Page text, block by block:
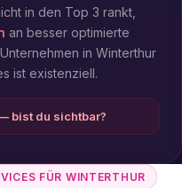
in den Top 3 rankt,
an besser optimierte
in Winterthur
ist existenziell.
bist du sichtbar?
FÜR WINTERTHUR